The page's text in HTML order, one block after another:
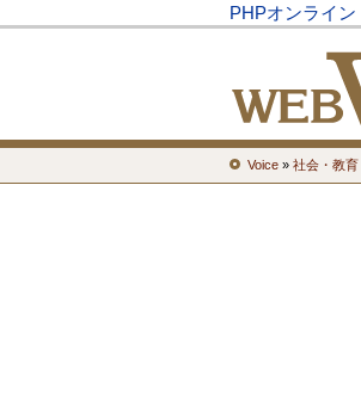
PHPオンライン
Voice » 社会・教育